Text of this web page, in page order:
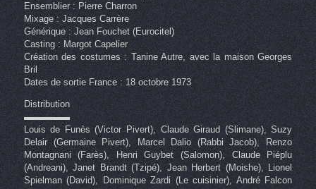
Ensemblier : Pierre Charron
Mixage : Jacques Carrère
Générique : Jean Fouchet (Eurocitel)
Casting : Margot Capelier
Création des costumes : Tanine Autre, avec la maison Georges
Bril
Dates de sortie France : 18 octobre 1973
Distribution
▬▬▬▬▬
Louis de Funès (Victor Pivert), Claude Giraud (Slimane), Suzy
Delair (Germaine Pivert), Marcel Dalio (Rabbi Jacob), Renzo
Montagnani (Farès), Henri Guybet (Salomon), Claude Piéplu
(Andreani), Janet Brandt (Tzipé), Jean Herbert (Moishe), Lionel
Spielman (David), Dominique Zardi (Le cuisinier), André Falcon